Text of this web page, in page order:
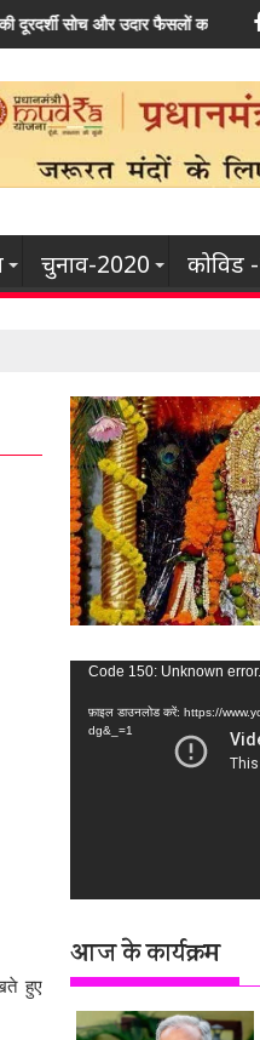
राज्य सरकार कृषि क्षेत्र सहित इससे जुड़े
चुनाव-2020 कोविड
हुए
वीडियो
प्लेयर
Code 150: Unknown error.
फ़ाइल डाउनलोड करें: https://
dg&_=1
आज के कार्यक्रम